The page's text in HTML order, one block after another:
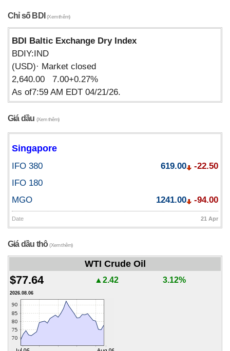
Chỉ số BDI(Xem thêm)
BDI Baltic Exchange Dry Index
BDIY:IND
(USD)· Market closed
2,640.00 7.00+0.27%
As of7:59 AM EDT 04/21/26.
Giá dầu (Xem thêm)
Singapore
IFO 380 619.00
-22.50
IFO 180
MGO
1241.00 -94.00
Date 21 Apr
Giá dầu thô(Xem thêm)
WTI Crude Oil
$77.64 ▲2.42 3.12%
2026.08.06